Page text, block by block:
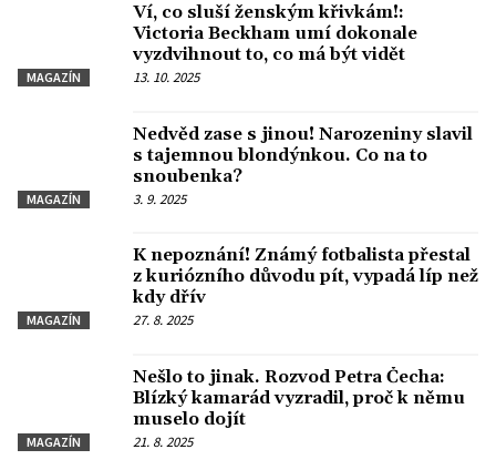
MAGAZÍN
Ví, co sluší ženským křivkám!:
Victoria Beckham umí dokonale
vyzdvihnout to, co má být vidět
13. 10. 2025
MAGAZÍN
Nedvěd zase s jinou! Narozeniny slavil
s tajemnou blondýnkou. Co na to
snoubenka?
3. 9. 2025
MAGAZÍN
K nepoznání! Známý fotbalista přestal
z kuriózního důvodu pít, vypadá líp než
kdy dřív
27. 8. 2025
MAGAZÍN
Nešlo to jinak. Rozvod Petra Čecha:
Blízký kamarád vyzradil, proč k němu
muselo dojít
21. 8. 2025